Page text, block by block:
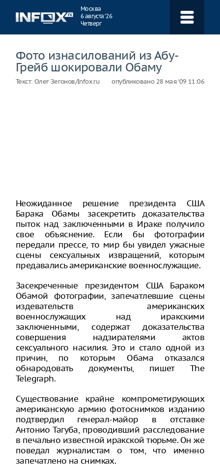
Москва
6 августа ‘26
Четверг
Фото изнасилований из Абу-
Грейб шокировали Обаму
Текст: Олег Зегонов/Infox.ru опубликовано 28 мая ‘09 11:06
Неожиданное решение президента США
Барака Обамы засекретить доказательства
пыток над заключенными в Ираке получило
свое объяснение. Если бы фотографии
передали прессе, то мир бы увидел ужасные
сцены сексуальных извращений, которым
предавались американские военнослужащие.
Засекреченные президентом США Бараком
Обамой фотографии, запечатлевшие сцены
издевательств американских
военнослужащих над иракскими
заключенными, содержат доказательства
совершения надзирателями актов
сексуального насилия. Это и стало одной из
причин, по которым Обама отказался
обнародовать документы, пишет The
Telegraph.
Существование крайне компрометирующих
американскую армию фотоснимков изданию
подтвердил генерал-майор в отставке
Антонио Тагуба, проводивший расследование
в печально известной иракской тюрьме. Он же
поведал журналистам о том, что именно
запечатлено на снимках.